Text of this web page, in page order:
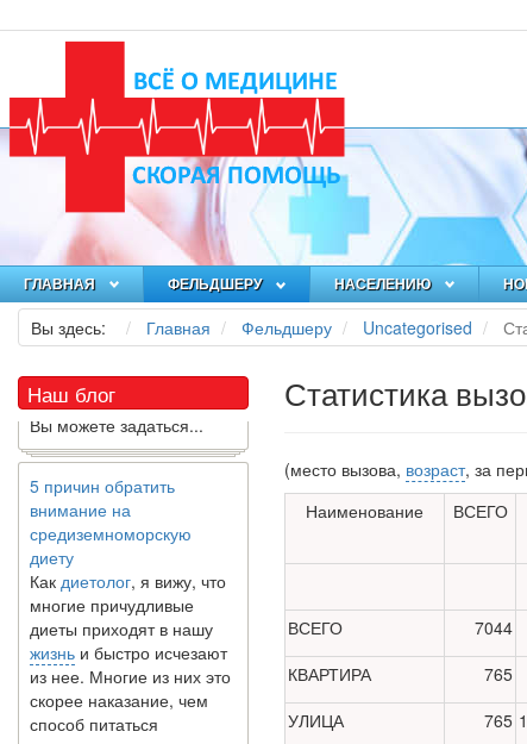
ГЛАВНАЯ ФЕЛЬДШЕРУ НАСЕЛЕНИЮ
Вы здесь: Главная Фельдшеру Uncategorised
Наш блог
Как я заболел во время
локдауна?
Это странная ситуация:
вы соблюдали все меры
предосторожности
COVID-19 (вы почти все
время дома), но, тем не
образом простудились.
Вы можете задаться...
5 причин обратить
внимание на
средиземноморскую
диету
Какдиетолог
многие причудливые
диеты приходят в нашу
жизньи быстро исчезают
из нее. Многие из них это
скорее наказание, чем
способ питаться
правильно и влиять на...
Статистика
(место вызова, возраст, за
Наименование
ВСЕГО
ВСЕГО
7044
КВАРТИРА
765
УЛИЦА
765